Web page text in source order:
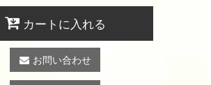
カートに入れる
お問い合わせ